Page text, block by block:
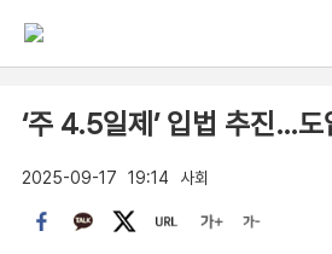
‘주 4.5일제’ 입법 추진…
2025-09-17 19:14 사회